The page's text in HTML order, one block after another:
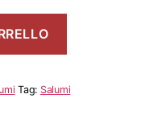
Tag: Salumi